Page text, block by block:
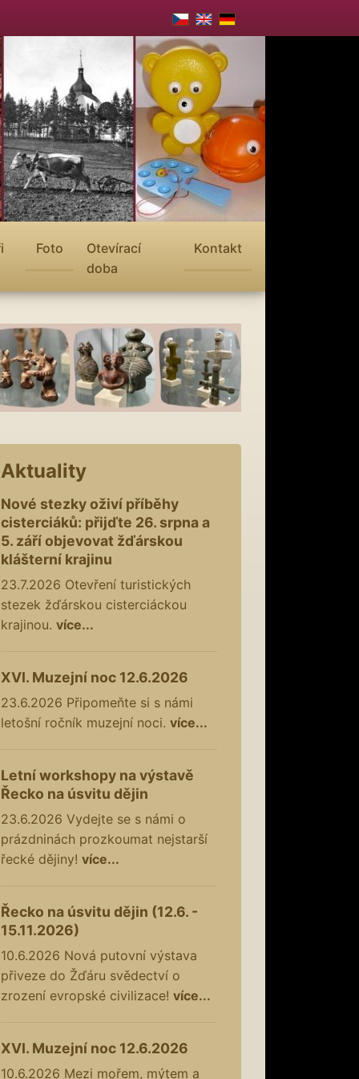
Foto
Otevírací
doba
Kontakt
Aktuality
Nové stezky oživí příběhy
cisterciáků: přijďte 26. srpna a
5. září objevovat žďárskou
klášterní krajinu
23.7.2026 Otevření turistických
stezek žďárskou cisterciáckou
krajinou. více...
XVI. Muzejní noc 12.6.2026
23.6.2026 Připomeňte si s námi
letošní ročník muzejní noci. více...
Letní workshopy na výstavě
Řecko na úsvitu dějin
23.6.2026 Vydejte se s námi o
prázdninách prozkoumat nejstarší
řecké dějiny! více...
Řecko na úsvitu dějin (12.6. -
15.11.2026)
10.6.2026 Nová putovní výstava
přiveze do Žďáru svědectví o
zrození evropské civilizace! více...
XVI. Muzejní noc 12.6.2026
10.6.2026 Mezi mořem, mýtem a